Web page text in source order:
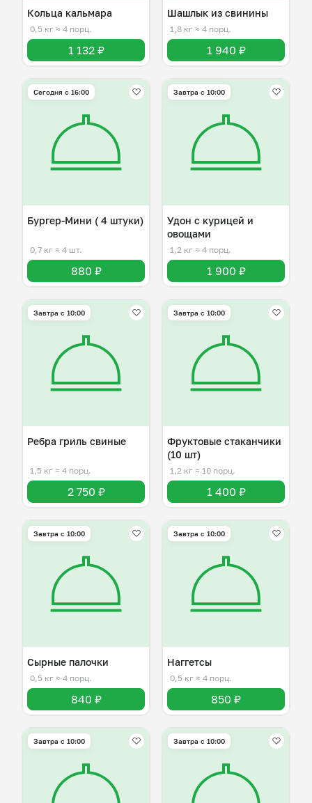
Кольца кальмара
0,5 кг ≈ 4 порц.
1 132 ₽
Шашлык из свинины
1,8 кг ≈ 4 порц.
1 940 ₽
Сегодня с 16:00
Бургер-Мини ( 4 штуки)
0,7 кг ≈ 4 шт.
880 ₽
Завтра c 10:00
Удон с курицей и
овощами
1,2 кг ≈ 4 порц.
1 900 ₽
Завтра c 10:00
Ребра гриль свиные
1,5 кг ≈ 4 порц.
2 750 ₽
Завтра c 10:00
Фруктовые стаканчики
(10 шт)
1,2 кг ≈ 10 порц.
1 400 ₽
Завтра c 10:00
Сырные палочки
0,5 кг ≈ 4 порц.
840 ₽
Завтра c 10:00
Наггетсы
0,5 кг ≈ 4 порц.
850 ₽
Завтра c 10:00 Завтра c 10:00